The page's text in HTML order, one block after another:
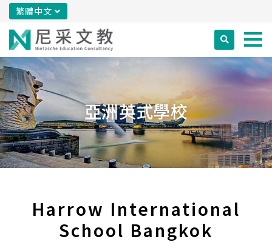
繁體中文
亞洲英式學校
Harrow International
School Bangkok